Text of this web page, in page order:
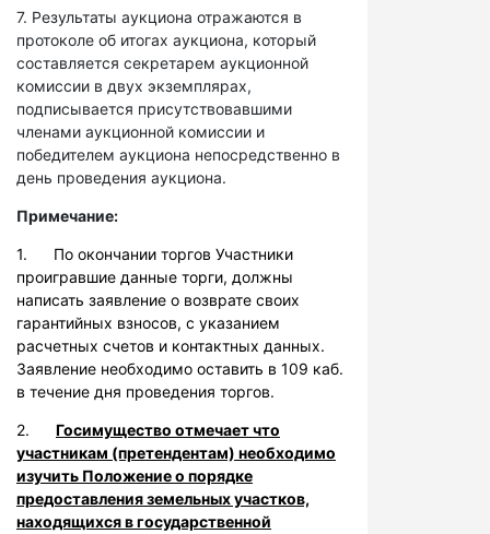
7. Результаты аукциона отражаются в
протоколе об итогах аукциона, который
составляется секретарем аукционной
комиссии в двух экземплярах,
подписывается присутствовавшими
членами аукционной комиссии и
победителем аукциона непосредственно в
день проведения аукциона.
Примечание:
1. По окончании торгов Участники
проигравшие данные торги, должны
написать заявление о возврате своих
гарантийных взносов, с указанием
расчетных счетов и контактных данных.
Заявление необходимо оставить в 109 каб.
в течение дня проведения торгов.
2. Госимущество отмечает что
участникам (претендентам) необходимо
изучить Положение о порядке
предоставления земельных участков,
находящихся в государственной